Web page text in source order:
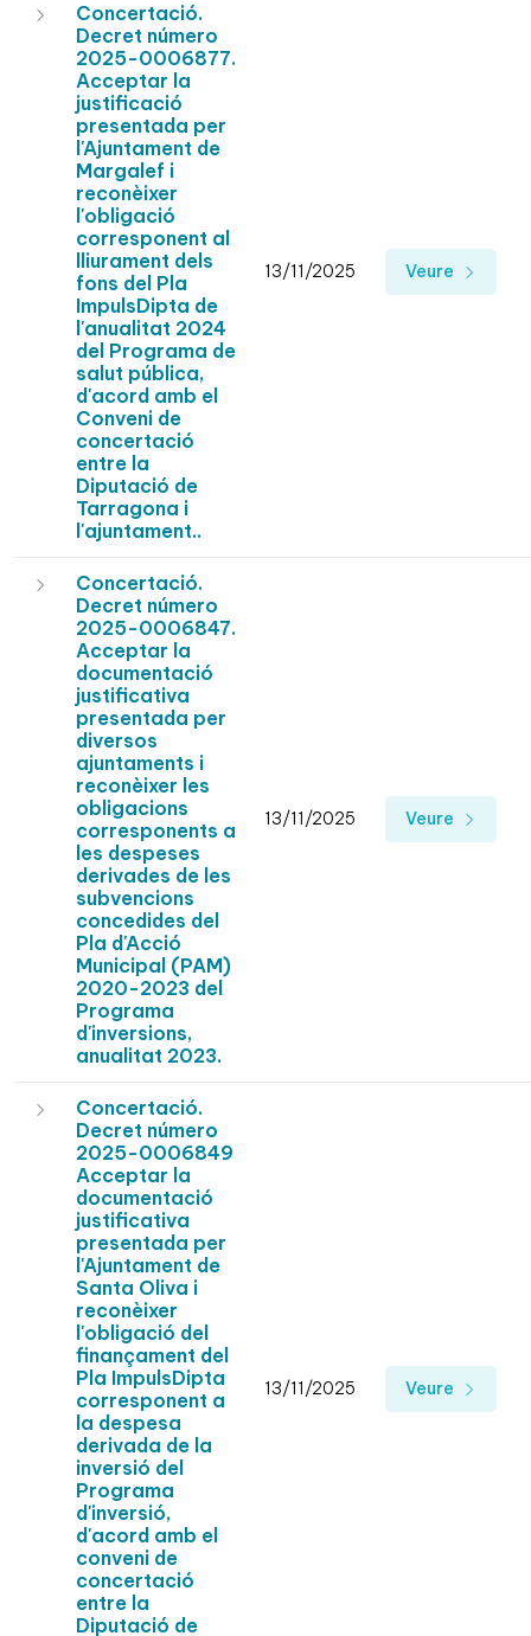
Concertació.
Decret número
2025-0006877.
Acceptar la
justificació
presentada per
l'Ajuntament de
Margalef i
reconèixer
l'obligació
corresponent al
lliurament dels
fons del Pla
ImpulsDipta de
l'anualitat 2024
del Programa de
salut pública,
d'acord amb el
Conveni de
concertació
entre la
Diputació de
Tarragona i
l'ajuntament..
13/11/2025 Veure
Concertació.
Decret número
2025-0006847.
Acceptar la
documentació
justificativa
presentada per
diversos
ajuntaments i
reconèixer les
obligacions
corresponents a
les despeses
derivades de les
subvencions
concedides del
Pla d'Acció
Municipal (PAM)
2020-2023 del
Programa
d'inversions,
anualitat 2023.
13/11/2025 Veure
Concertació.
Decret número
2025-0006849
Acceptar la
documentació
justificativa
presentada per
l'Ajuntament de
Santa Oliva i
reconèixer
l'obligació del
finançament del
Pla ImpulsDipta
corresponent a
la despesa
derivada de la
inversió del
Programa
d'inversió,
d'acord amb el
conveni de
concertació
entre la
Diputació de
13/11/2025 Veure